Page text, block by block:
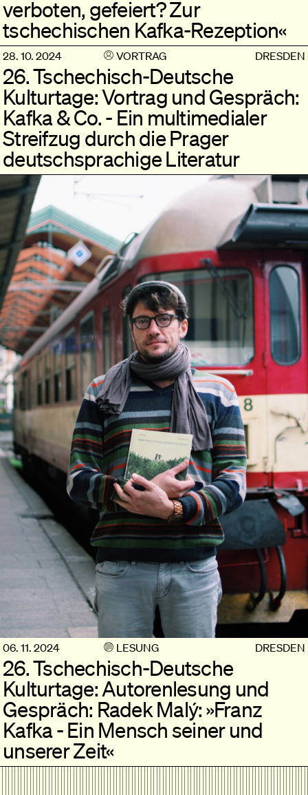
verboten, gefeiert? Zur
tschechischen Kafka-Rezeption«
28. 10. 2024 VORTRAG DRESDEN
26. Tschechisch-Deutsche
Kulturtage: Vortrag und Gespräch:
Kafka & Co. - Ein multimedialer
Streifzug durch die Prager
deutschsprachige Literatur
06. 11. 2024 LESUNG DRESDEN
26. Tschechisch-Deutsche
Kulturtage: Autorenlesung und
Gespräch: Radek Malý: »Franz
Kafka - Ein Mensch seiner und
unserer Zeit«